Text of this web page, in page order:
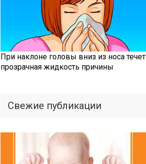
При наклоне головы вниз из носа течет
прозрачная жидкость причины
Свежие публикации